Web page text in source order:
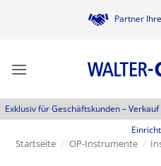
Partner
Exklusiv für Geschäftskunden –Verkauf
Startseite / OP-Instrumente /